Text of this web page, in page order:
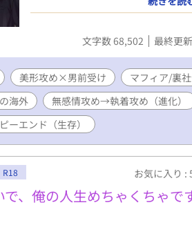
一緒に暮らすことにする。 「
る魔性がある」ボスから警告さ
男に惚れるわけがないと鼻で
惹かれ合う。 一方、ドールの取
が進めていた闇オークションの
意できなければ、クラウン自身
しまう。 オークションは半年後
も本質的に影響を受けない（
─ ─ ─ ─ ─ ─ （表紙イラスト
文字数 68,502 最終更
美形攻め×男前受け
マフィア/裏
海外
無感情攻め→執着攻め（進化）
ーエンド（生存）
R18 お気に入り :
、俺の人生めちゃくちゃで